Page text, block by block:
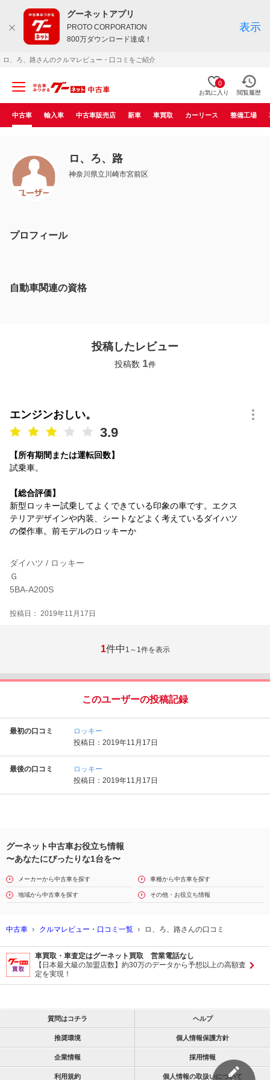
グーネットアプリ
PROTO CORPORATION
800万ダウンロード達成！
表示
ロ、ろ、路さんのクルマレビュー・口コミをご紹介
0
お気に入り 閲覧履歴
中古車 輸入車 中古車販売店 新車 車買取 カーリース 整備工場
ロ、ろ、路
神奈川県立川崎市宮前区
プロフィール
自動車関連の資格
投稿したレビュー
投稿数 1件
エンジンおしい。
3.9
【所有期間または運転回数】
試乗車。
【総合評価】
新型ロッキー試乗してよくできている印象の車です。エクス
テリアデザインや内装、シートなどよく考えているダイハツ
の傑作車。前モデルのロッキーか
ダイハツ / ロッキー
Ｇ
5BA-A200S
投稿日： 2019年11月17日
1件中 1～1件を表示
このユーザーの投稿記録
最初の口コミ
ロッキー
投稿日：2019年11月17日
最後の口コミ
ロッキー
投稿日：2019年11月17日
グーネット中古車お役立ち情報
〜あなたにぴったりな1台を〜
メーカーから中古車を探す 車種から中古車を探す
地域から中古車を探す その他・お役立ち情報
中古車 クルマレビュー・口コミ一覧 ロ、ろ、路さんの口コミ
車買取・車査定はグーネット買取 営業電話なし
【日本最大級の加盟店数】約30万のデータから予想以上の高額査
定を実現！
質問はコチラ ヘルプ
推奨環境 個人情報保護方針
企業情報 採用情報
利用規約 個人情報の取扱いについて